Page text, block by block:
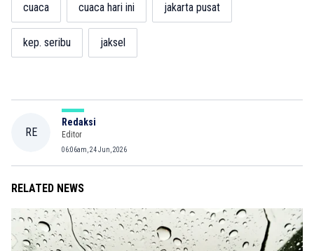
cuaca cuaca hari ini jakarta pusat
kep. seribu jaksel
RE
Redaksi
Editor
06:06am, 24 Jun, 2026
RELATED NEWS